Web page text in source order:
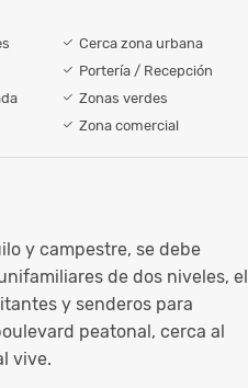
Cerca zona urbana
Portería / Recepción
Zonas verdes
Zona comercial
y campestre, se debe
de dos niveles, el
y senderos para
peatonal, cerca al
vive.